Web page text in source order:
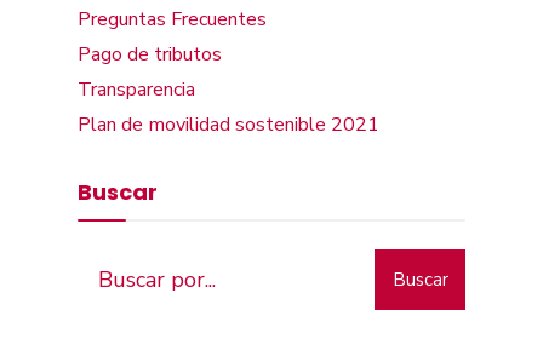
Preguntas Frecuentes
Pago de tributos
Transparencia
Plan de movilidad sostenible 2021
Buscar
Buscar